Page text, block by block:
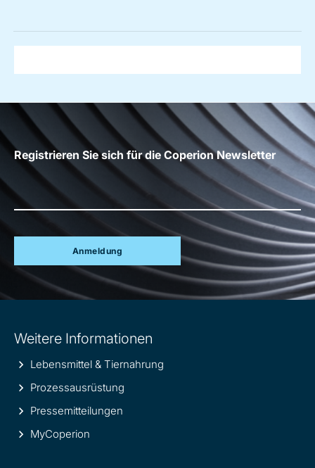
Registrieren Sie sich für die Coperion Newsletter
Anmeldung
information
Weitere Informationen
Lebensmittel & Tiernahrung
Prozessausrüstung
Pressemitteilungen
MyCoperion